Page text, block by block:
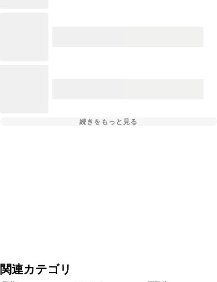
続きをもっと見る
関連カテゴリ